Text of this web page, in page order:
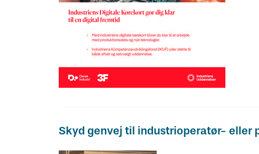
Skyd genvej til industrioperatør- eller